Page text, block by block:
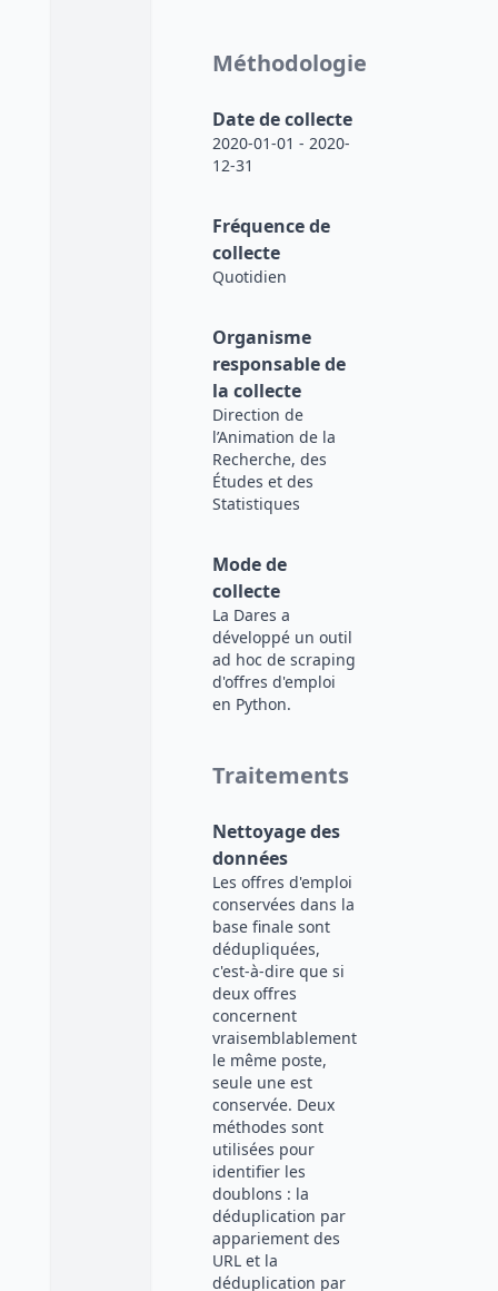
Méthodologie
Date de collecte
2020-01-01 - 2020-
12-31
Fréquence de
collecte
Quotidien
Organisme
responsable de
la collecte
Direction de
l’Animation de la
Recherche, des
Études et des
Statistiques
Mode de
collecte
La Dares a
développé un outil
ad hoc de scraping
d'offres d'emploi
en Python.
Traitements
Nettoyage des
données
Les offres d'emploi
conservées dans la
base finale sont
dédupliquées,
c'est-à-dire que si
deux offres
concernent
vraisemblablement
le même poste,
seule une est
conservée. Deux
méthodes sont
utilisées pour
identifier les
doublons : la
déduplication par
appariement des
URL et la
déduplication par